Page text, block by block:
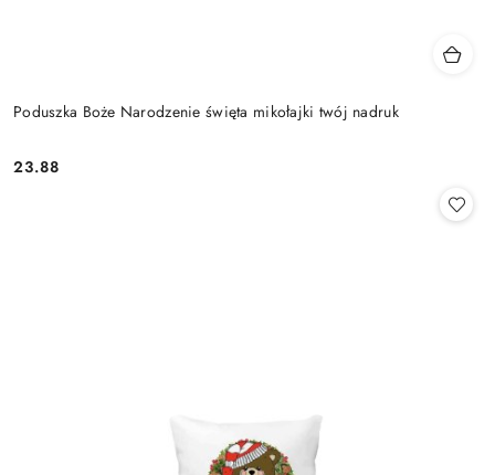
Poduszka Boże Narodzenie święta mikołajki twój nadruk
Cena:
23.88